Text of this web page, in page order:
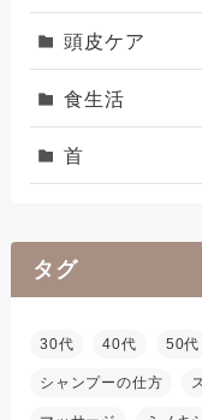
頭皮ケア
食生活
首
タグ
30代 40代 50代
シャンプーの仕方